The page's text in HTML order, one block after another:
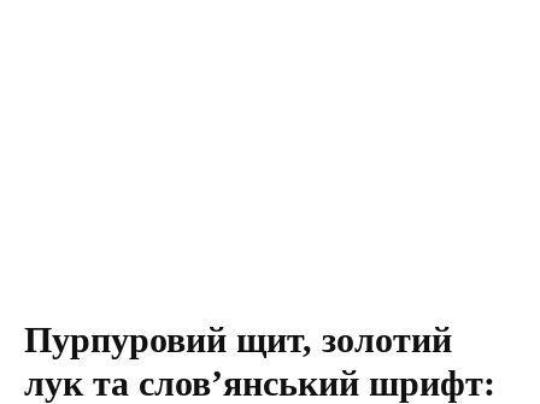
Пурпуровий щит, золотий
лук та слов’янський шрифт: